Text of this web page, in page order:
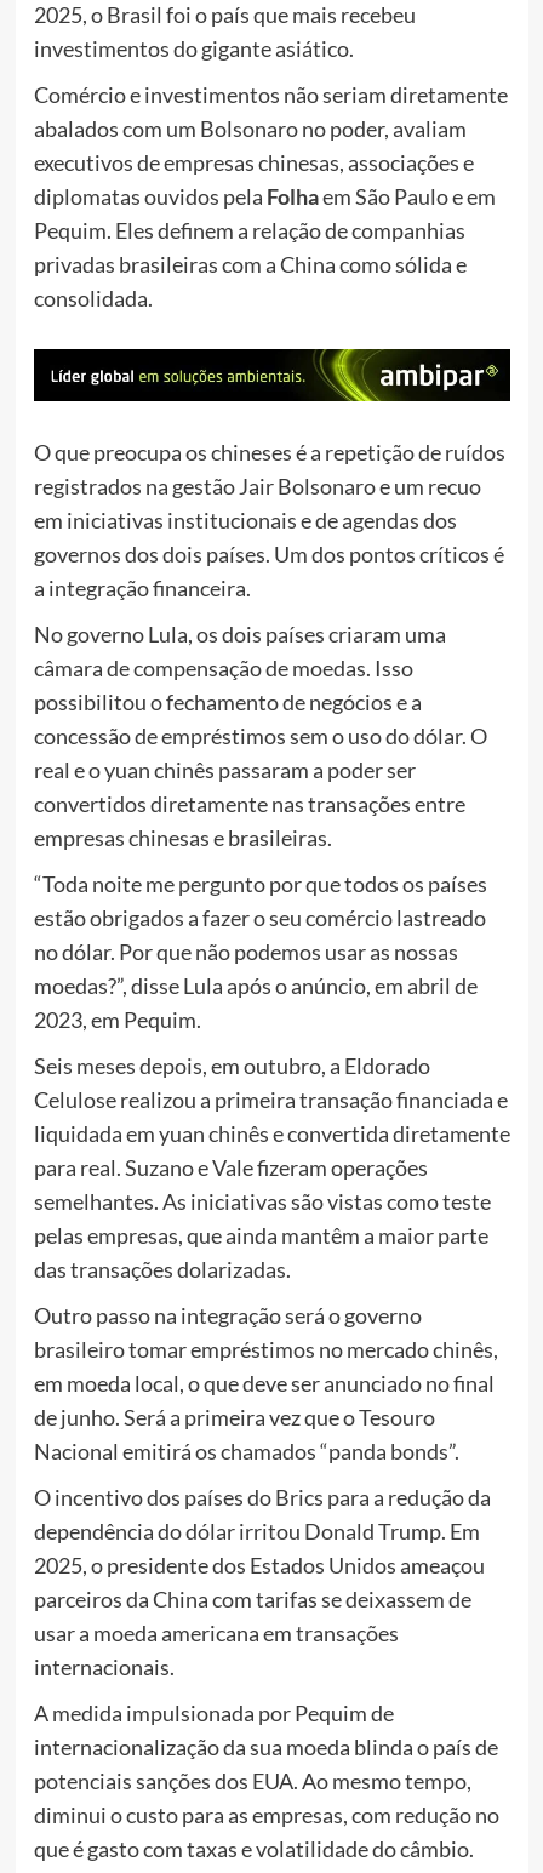
2025, o Brasil foi o país que mais recebeu
investimentos do gigante asiático.
Comércio e investimentos não seriam diretamente
abalados com um Bolsonaro no poder, avaliam
executivos de empresas chinesas, associações e
diplomatas ouvidos pela Folhaem São Paulo e em
Pequim. Eles definem a relação de companhias
privadas brasileiras com a China como sólida e
consolidada.
O que preocupa os chineses é a repetição de ruídos
registrados na gestão Jair Bolsonaro e um recuo
em iniciativas institucionais e de agendas dos
governos dos dois países. Um dos pontos críticos é
a integração financeira.
No governo Lula, os dois países criaram uma
câmara de compensação de moedas. Isso
possibilitou o fechamento de negócios e a
concessão de empréstimos sem o uso do dólar. O
real e o yuan chinês passaram a poder ser
convertidos diretamente nas transações entre
empresas chinesas e brasileiras.
“Toda noite me pergunto por que todos os países
estão obrigados a fazer o seu comércio lastreado
no dólar. Por que não podemos usar as nossas
moedas?”, disse Lula após o anúncio, em abril de
2023, em Pequim.
Seis meses depois, em outubro, a Eldorado
Celulose realizou a primeira transação financiada e
liquidada em yuan chinês e convertida diretamente
para real. Suzano e Vale fizeram operações
semelhantes. As iniciativas são vistas como teste
pelas empresas, que ainda mantêm a maior parte
das transações dolarizadas.
Outro passo na integração será o governo
brasileiro tomar empréstimos no mercado chinês,
em moeda local, o que deve ser anunciado no final
de junho. Será a primeira vez que o Tesouro
Nacional emitirá os chamados “panda bonds”.
O incentivo dos países do Brics para a redução da
dependência do dólar irritou Donald Trump. Em
2025, o presidente dos Estados Unidos ameaçou
parceiros da China com tarifas se deixassem de
usar a moeda americana em transações
internacionais.
A medida impulsionada por Pequim de
internacionalização da sua moeda blinda o país de
potenciais sanções dos EUA. Ao mesmo tempo,
diminui o custo para as empresas, com redução no
que é gasto com taxas e volatilidade do câmbio.